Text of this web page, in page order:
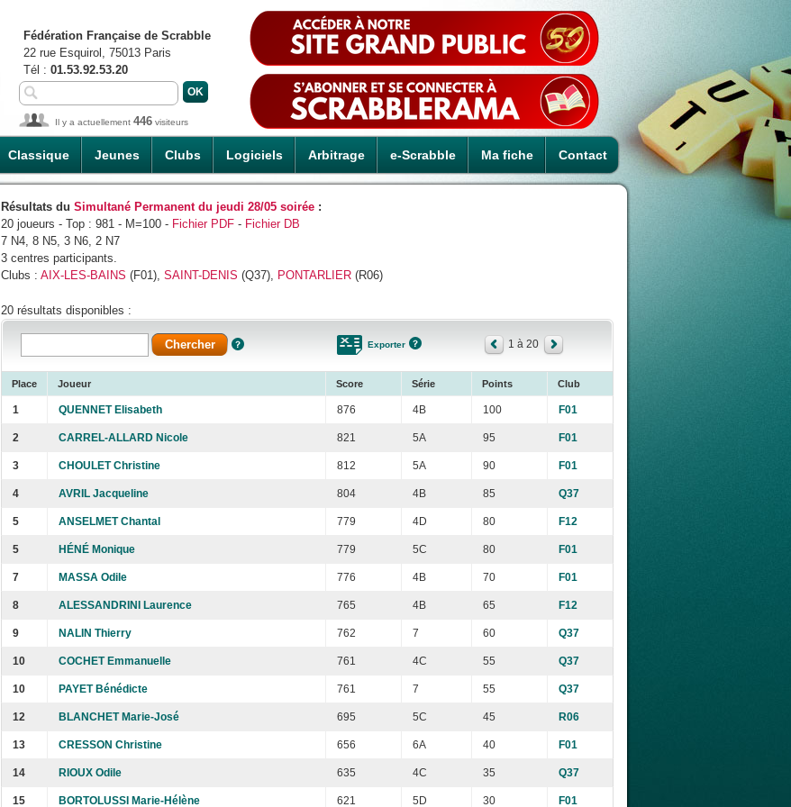
Classique Jeunes Clubs Logiciels Arbitrage e-Scrabble Ma fiche Contact
Fédération Française de Scrabble
22 rue Esquirol, 75013 Paris
Tél : 01.53.92.53.20
Il y a actuellement 446 visiteurs
Résultats du Simultané Permanent du jeudi 28/05 soirée :
20 joueurs - Top : 981 - M=100 - Fichier PDF - Fichier DB
7 N4, 8 N5, 3 N6, 2 N7
3 centres participants.
Clubs : AIX-LES-BAINS (F01), SAINT-DENIS (Q37), PONTARLIER (R06)
20 résultats disponibles :
Exporter 1 à 20
Place Joueur Score Série Points Club
1 QUENNET Elisabeth 876 4B 100 F01
2 CARREL-ALLARD Nicole 821 5A 95 F01
3 CHOULET Christine 812 5A 90 F01
4 AVRIL Jacqueline 804 4B 85 Q37
5 ANSELMET Chantal 779 4D 80 F12
5 HÉNÉ Monique 779 5C 80 F01
7 MASSA Odile 776 4B 70 F01
8 ALESSANDRINI Laurence 765 4B 65 F12
9 NALIN Thierry 762 7 60 Q37
10 COCHET Emmanuelle 761 4C 55 Q37
10 PAYET Bénédicte 761 7 55 Q37
12 BLANCHET Marie-José 695 5C 45 R06
13 CRESSON Christine 656 6A 40 F01
14 RIOUX Odile 635 4C 35 Q37
15 BORTOLUSSI Marie-Hélène 621 5D 30 F01